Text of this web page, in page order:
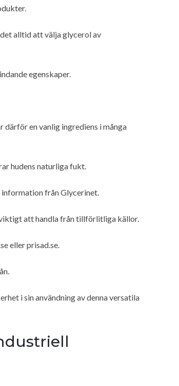
alltid att välja glycerol av
egenskaper.
därför en vanlig ingrediens i många
hudens naturliga fukt.
från Glycerinet.
att handla från tillförlitliga källor.
eller prisad.se.
i sin användning av denna versatila